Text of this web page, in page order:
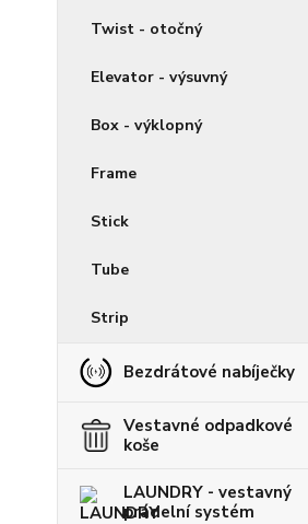
Twist - otočný
Elevator - výsuvný
Box - výklopný
Frame
Stick
Tube
Strip
Bezdrátové nabíječky
Vestavné odpadkové
koše
LAUNDRY - vestavný
prádelní systém